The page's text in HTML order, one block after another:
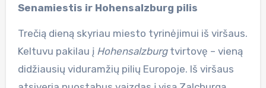
Senamiestis ir Hohensalzburg pilis
Trečią dieną skyriau miesto tyrinėjimui iš viršaus.
Keltuvu pakilau į Hohensalzburgtvirtovę – vieną
didžiausių viduramžių pilių Europoje. Iš viršaus